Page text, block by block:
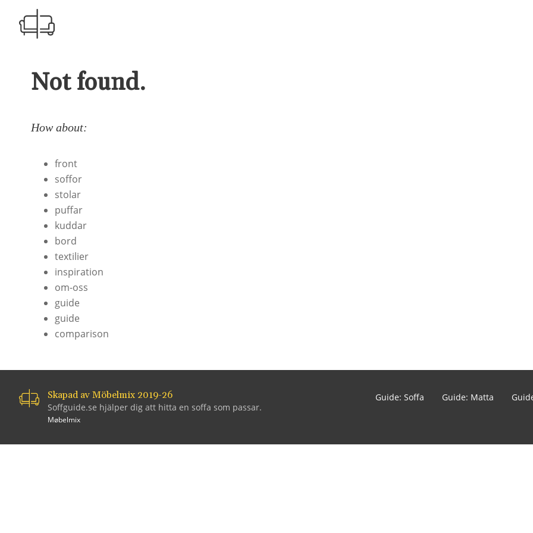
Not found.
How about:
front
soffor
stolar
puffar
kuddar
bord
textilier
inspiration
om-oss
guide
guide
comparison
Skapad av Möbelmix 2019-26
Soffguide.se hjälper dig att hitta en soffa som passar.
Guide: Soffa Guide: Matta
Møbelmix